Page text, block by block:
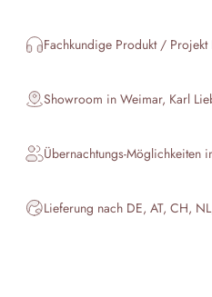
Fachkundige Produkt /
Showroom in Weimar, Karl
Übernachtungs-Möglichkeiten
Lieferung nach DE, AT, CH,